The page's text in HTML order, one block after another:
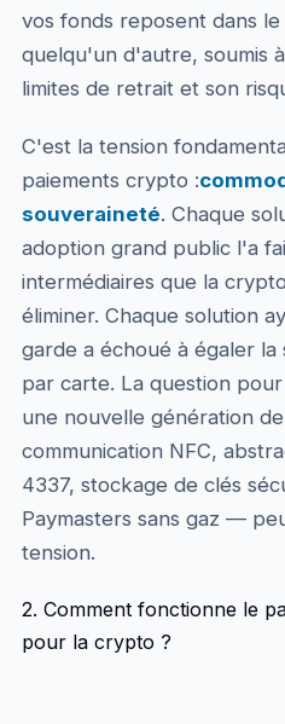
vos fonds reposent dans
quelqu'un d'autre, soumis
limites de retrait et son
C'est la tension
paiements crypto :
souveraineté. Chaque
adoption grand public l'a
intermédiaires que la
éliminer. Chaque solution
garde a échoué à égaler
par carte. La question
une nouvelle génération
communication NFC,
4337, stockage de clés
Paymasters sans gaz —
tension.
2. Comment fonctionne le
pour la crypto ?